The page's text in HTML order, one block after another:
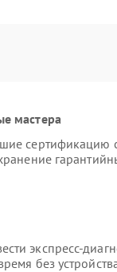
мастера
сертификацию
экспресс-
без